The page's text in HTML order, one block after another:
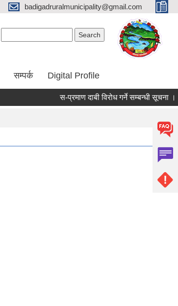
badigadruralmunicipality@gmail.com
सम्पर्क Digital Profile
स-प्रमाण दाबी विरोध गर्ने सम्बन्धी सूचना ।